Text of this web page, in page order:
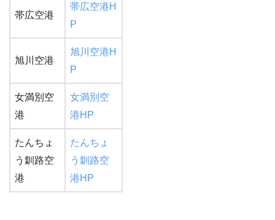
帯広空港
帯広空港H
P
旭川空港
旭川空港H
P
女満別空
港
女満別空
港HP
たんちょ
う釧路空
港
たんちょ
う釧路空
港HP